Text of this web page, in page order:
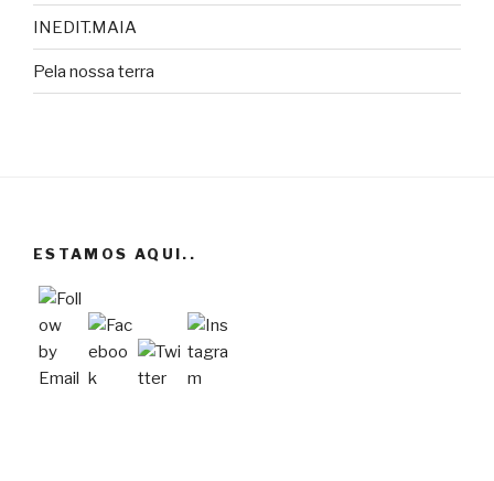
INEDIT.MAIA
Pela nossa terra
ESTAMOS AQUI..